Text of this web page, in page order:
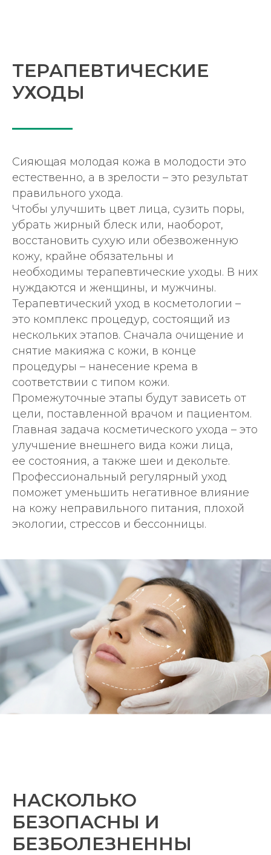
ТЕРАПЕВТИЧЕСКИЕ
УХОДЫ
Сияющая молодая кожа в молодости это
естественно, а в зрелости – это результат
правильного ухода.
Чтобы улучшить цвет лица, сузить поры,
убрать жирный блеск или, наоборот,
восстановить сухую или обезвоженную
кожу, крайне обязательны и
необходимы терапевтические уходы. В них
нуждаются и женщины, и мужчины.
Терапевтический уход в косметологии –
это комплекс процедур, состоящий из
нескольких этапов. Сначала очищение и
снятие макияжа с кожи, в конце
процедуры – нанесение крема в
соответствии с типом кожи.
Промежуточные этапы будут зависеть от
цели, поставленной врачом и пациентом.
Главная задача косметического ухода – это
улучшение внешнего вида кожи лица,
ее состояния, а также шеи и декольте.
Профессиональный регулярный уход
поможет уменьшить негативное влияние
на кожу неправильного питания, плохой
экологии, стрессов и бессонницы.
НАСКОЛЬКО
БЕЗОПАСНЫ И
БЕЗБОЛЕЗНЕННЫ